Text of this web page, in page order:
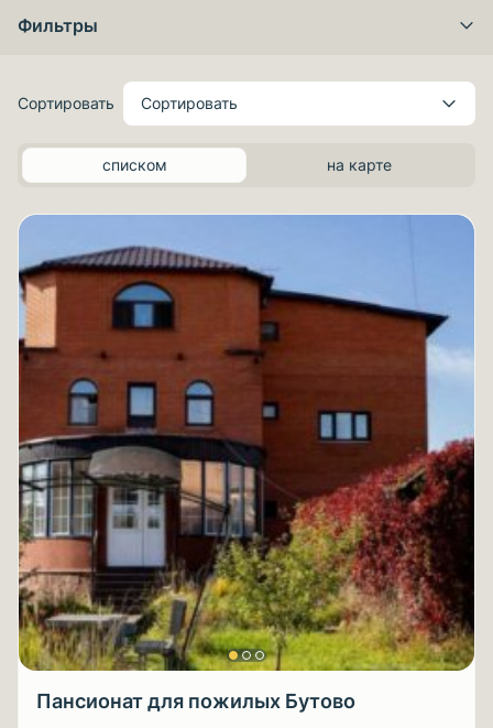
Фильтры
Сортировать Сортировать
списком на карте
Пансионат для пожилых Бутово